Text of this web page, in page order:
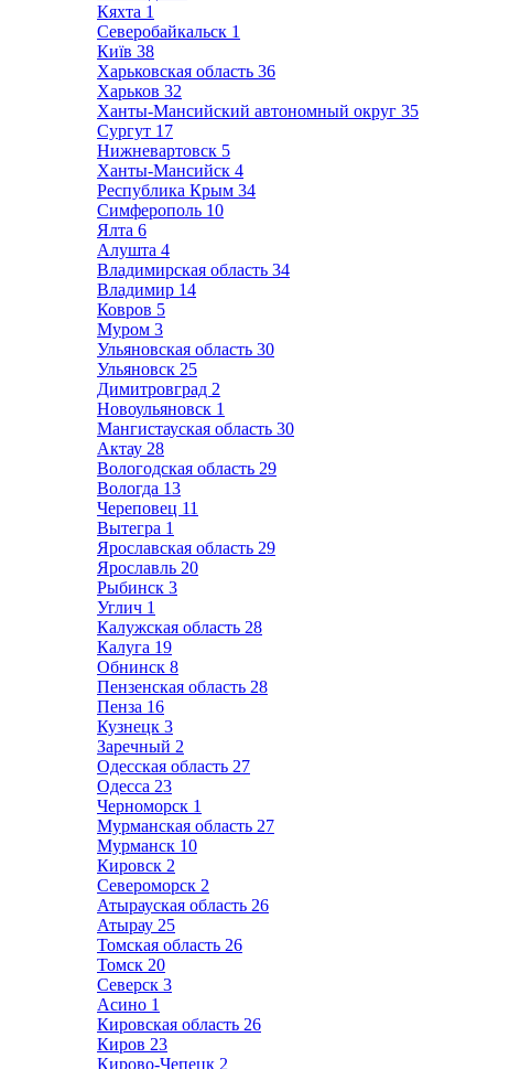
Кяхта 1
Северобайкальск 1
Київ 38
Харьковская область 36
Харьков 32
Ханты-Мансийский автономный округ 35
Сургут 17
Нижневартовск 5
Ханты-Мансийск 4
Республика Крым 34
Симферополь 10
Ялта 6
Алушта 4
Владимирская область 34
Владимир 14
Ковров 5
Муром 3
Ульяновская область 30
Ульяновск 25
Димитровград 2
Новоульяновск 1
Мангистауская область 30
Актау 28
Вологодская область 29
Вологда 13
Череповец 11
Вытегра 1
Ярославская область 29
Ярославль 20
Рыбинск 3
Углич 1
Калужская область 28
Калуга 19
Обнинск 8
Пензенская область 28
Пенза 16
Кузнецк 3
Заречный 2
Одесская область 27
Одесса 23
Черноморск 1
Мурманская область 27
Мурманск 10
Кировск 2
Североморск 2
Атырауская область 26
Атырау 25
Томская область 26
Томск 20
Северск 3
Асино 1
Кировская область 26
Киров 23
Кирово-Чепецк 2